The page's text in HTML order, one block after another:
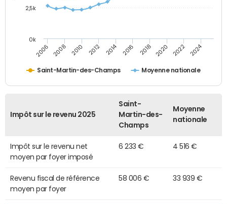
Saint-Martin-des-Champs Moyenne nationale
2006 2008 2010 2012 2014 2016 2018 2020 2022 2024
0k
2,5k
Impôt sur le revenu 2025
Saint-
Martin-des-
Champs
Moyenne
nationale
Impôt sur le revenu net
moyen par foyer imposé
6 233 € 4 516 €
Revenu fiscal de référence
moyen par foyer
58 006 € 33 939 €